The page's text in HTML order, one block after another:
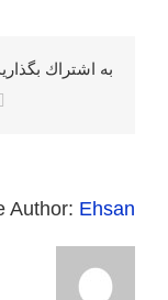
به اشتراك
Author: Ehsan